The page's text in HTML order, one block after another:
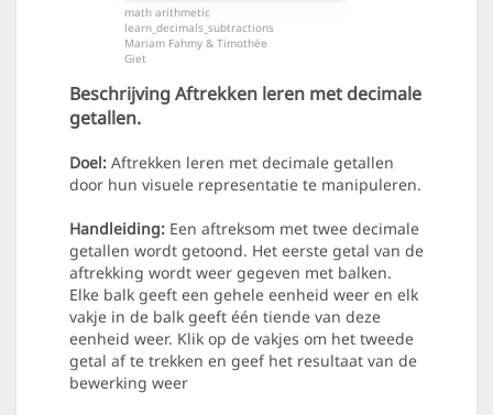
math arithmetic
learn_decimals_subtractions
Mariam Fahmy & Timothée
Giet
BeschrijvingAftrekken leren met decimale
getallen.
Doel: Aftrekken leren met decimale getallen
door hun visuele representatie te manipuleren.
Handleiding: Een aftreksom met twee decimale
getallen wordt getoond. Het eerste getal van de
aftrekking wordt weer gegeven met balken.
Elke balk geeft een gehele eenheid weer en elk
vakje in de balk geeft één tiende van deze
eenheid weer. Klik op de vakjes om het tweede
getal af te trekken en geef het resultaat van de
bewerking weer